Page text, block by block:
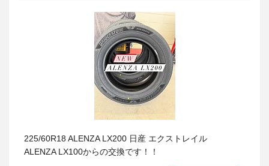
225/60R18 ALENZA LX200 日産 エクストレイル
ALENZA LX100からの交換です！！